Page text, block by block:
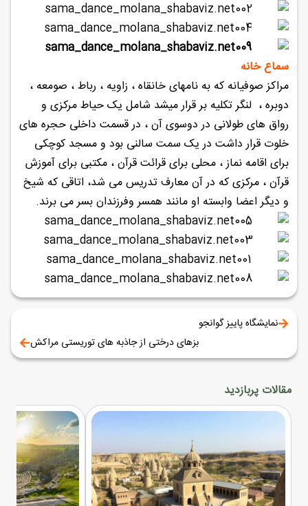
سماع خانه
مراکز صوفیانه که به نامهای خانقاه ، زاویه ، رباط ، صومعه ،
دوبره ، لنگر تکلیه بر قرار میشد شامل یک حیاط مرکزی و
رواق های طولانی در دوسوی آن ، در قسمت داخلی حجره های
خلوت قرار داشت در یک سمت سالنی بود و مسجد کوچکی
برای اقامه نماز ، محلی برای قرائت قرآن ، مکتبی برای آموزش
قرآن ، مرکزی که در آن معارف تدریس می شد، اتاقی که شیخ
و دیگر اعضا وابسته او مانند همسر وفرزندان بسر می برند.
نمایشگاه پاییز گوانجو
بزهای درختی از جاذبه های توریستی مراکش
مقالات پربازدید